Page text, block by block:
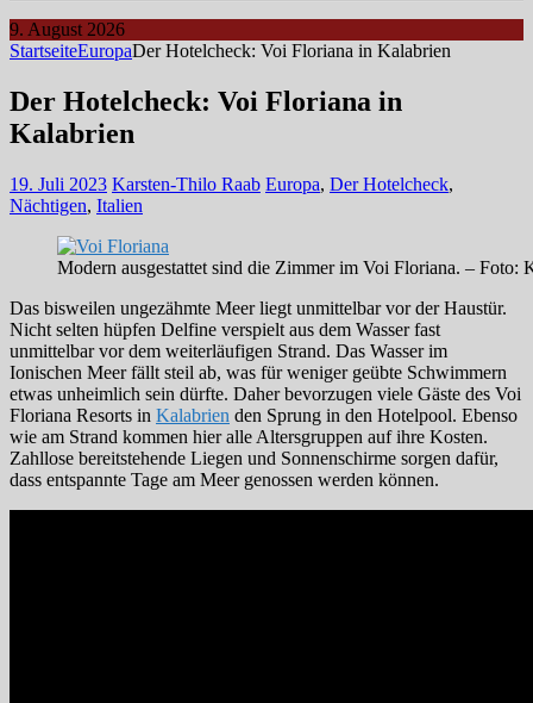
9. August 2026
StartseiteEuropaDer Hotelcheck: Voi Floriana in Kalabrien
Der Hotelcheck: Voi Floriana in
Kalabrien
19. Juli 2023 Karsten-Thilo Raab Europa, Der Hotelcheck,
Nächtigen, Italien
Modern ausgestattet sind die Zimmer im Voi Floriana. – Foto:
Das bisweilen ungezähmte Meer liegt unmittelbar vor der Haustür.
Nicht selten hüpfen Delfine verspielt aus dem Wasser fast
unmittelbar vor dem weiterläufigen Strand. Das Wasser im
Ionischen Meer fällt steil ab, was für weniger geübte Schwimmern
etwas unheimlich sein dürfte. Daher bevorzugen viele Gäste des Voi
Floriana Resorts in Kalabrien den Sprung in den Hotelpool. Ebenso
wie am Strand kommen hier alle Altersgruppen auf ihre Kosten.
Zahllose bereitstehende Liegen und Sonnenschirme sorgen dafür,
dass entspannte Tage am Meer genossen werden können.